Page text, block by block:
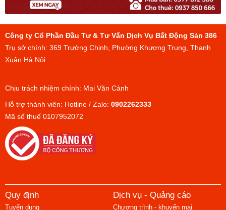
Công ty Cổ Phần Đầu Tư & Tư Vấn Dịch Vụ Bất Động Sản 386
Trụ sở chính: 369 Trường Chinh, Phường Khương Trung, Thanh
Xuân Hà Nội
Chịu trách nhiệm chính: Mai Văn Cảnh
Hỗ trợ thành viên: Hotline / Zalo: 0902262333
Mã số thuế 0107952072
Quy định
Tuyển dụng
Dịch vụ - Quảng cáo
Chương trình - khuyến mại